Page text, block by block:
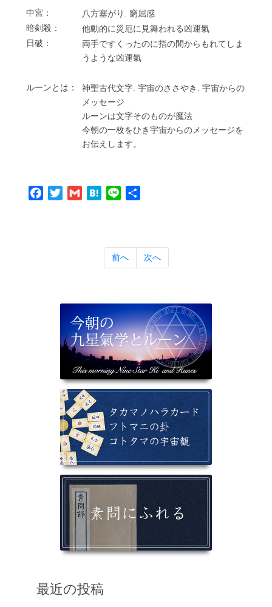
中宮：
⼋⽅塞がり. 窮屈感
暗剣殺：
他動的に災厄に⾒舞われる凶運氣
⽇破：
両⼿ですくったのに指の間からもれてしま
うような凶運氣
ルーンとは：
神聖古代⽂字. 宇宙のささやき. 宇宙からの
メッセージ
ルーンは⽂字そのものが魔法
今朝の⼀枚をひき宇宙からのメッセージを
お伝えします。
Facebook
TwitterGmail Hatena
Line
前へ 次へ
最近の投稿